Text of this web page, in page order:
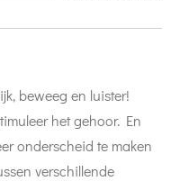
beweeg en luister!
het gehoor. En
onderscheid te maken
verschillende